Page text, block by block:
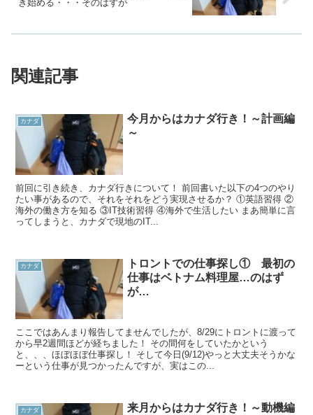
き始める・・・そのはずが
関連記事
カナダ
今月からはカナダ行き！～計画編
～
前回に引き続き、カナダ行きについて！ 前回書いた以下の4つのやり
たい事があるので、それをそれをどう実現させるか？ ①英語習得 ②
海外の働き方を知る ③IT技術習得 ④海外で生活したい まあ簡単に言
ってしまうと、カナダで現地のIT...
カナダ
トロントでの仕事探し① 最初の
仕事はベトナム料理屋…のはず
が…
ここではあんまり報告してませんでしたが、8/29にトロントに渡って
から早2週間ほどが経ちました！ その間何をしていたかという
と、、、ほぼほぼ仕事探し！ そして今日(9/12)やっと大丈夫そうかな
ーという仕事が見つかったんですが、実はこの...
カナダ
来月からはカナダ行き！～動機編